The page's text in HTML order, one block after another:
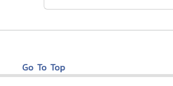
Go To Top